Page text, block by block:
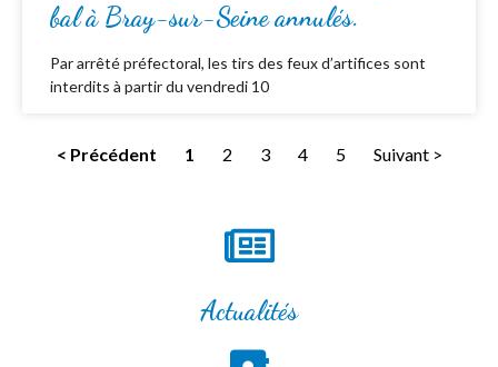
bal à Bray-sur-Seine annulés.
Par arrêté préfectoral, les tirs des feux d’artifices sont
interdits à partir du vendredi 10
< Précédent 1 2 3 4 5 Suivant >
Actualités